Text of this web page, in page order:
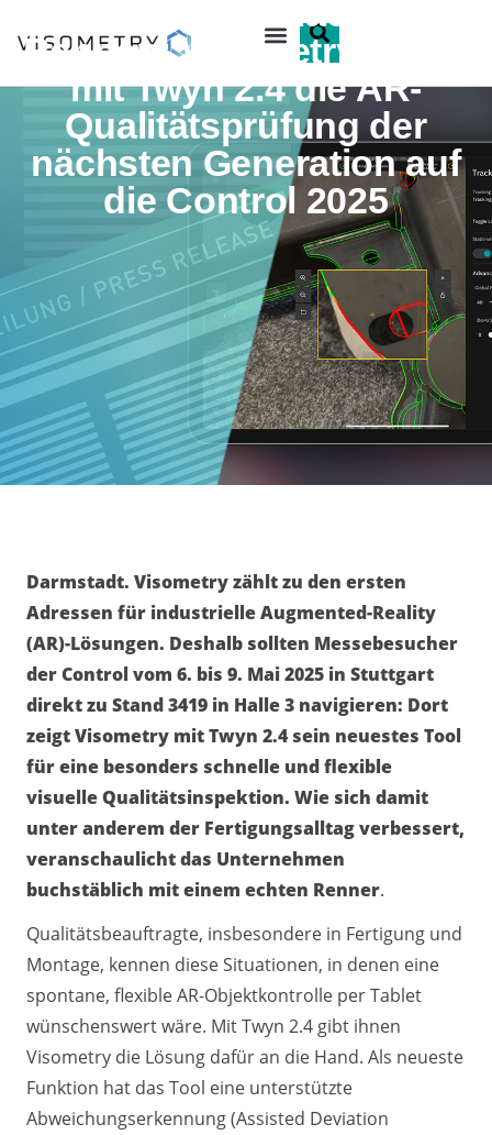
Schnelligkeit macht das
Rennen: Visometry bringt
mit Twyn 2.4 die AR-
Qualitätsprüfung der
nächsten Generation auf
die Control 2025
Darmstadt. Visometry zählt zu den ersten
Adressen für industrielle Augmented-Reality
(AR)-Lösungen. Deshalb sollten Messebesucher
der Control vom 6. bis 9. Mai 2025 in Stuttgart
direkt zu Stand 3419 in Halle 3 navigieren: Dort
zeigt Visometry mit Twyn 2.4 sein neuestes Tool
für eine besonders schnelle und flexible
visuelle Qualitätsinspektion. Wie sich damit
unter anderem der Fertigungsalltag verbessert,
veranschaulicht das Unternehmen
buchstäblich mit einem echten Renner.
Qualitätsbeauftragte, insbesondere in Fertigung und
Montage, kennen diese Situationen, in denen eine
spontane, flexible AR-Objektkontrolle per Tablet
wünschenswert wäre. Mit Twyn 2.4 gibt ihnen
Visometry die Lösung dafür an die Hand. Als neueste
Funktion hat das Tool eine unterstützte
Abweichungserkennung (Assisted Deviation